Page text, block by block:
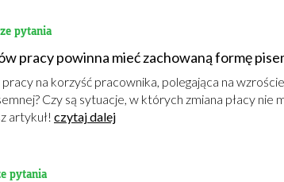
pytania
pracy powinna mieć zachowaną formę
na korzyść pracownika, polegająca na
Czy są sytuacje, w których zmiana płacy nie
artykuł! czytaj dalej
pytania